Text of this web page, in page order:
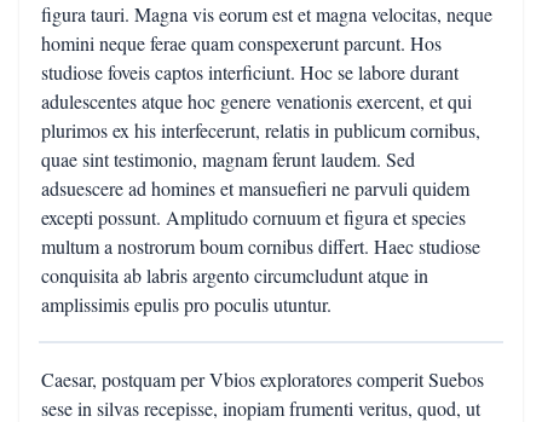
figura tauri. Magna vis eorum est et magna velocitas, neque
homini neque ferae quam conspexerunt parcunt. Hos
studiose foveis captos interficiunt. Hoc se labore durant
adulescentes atque hoc genere venationis exercent, et qui
plurimos ex his interfecerunt, relatis in publicum cornibus,
quae sint testimonio, magnam ferunt laudem. Sed
adsuescere ad homines et mansuefieri ne parvuli quidem
excepti possunt. Amplitudo cornuum et figura et species
multum a nostrorum boum cornibus differt. Haec studiose
conquisita ab labris argento circumcludunt atque in
amplissimis epulis pro poculis utuntur.
Caesar, postquam per Vbios exploratores comperit Suebos
sese in silvas recepisse, inopiam frumenti veritus, quod, ut